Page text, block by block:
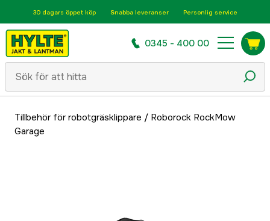
30 dagars öppet köp Snabba leveranser Personlig service
0345 - 400 00
Tillbehör för robotgräsklippare / Roborock RockMow
Garage